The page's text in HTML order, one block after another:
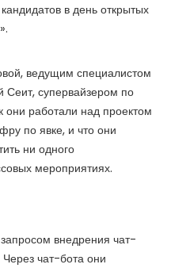
в день открытых
ведущим специалистом
Сеит, супервайзером по
они работали над проектом
по явке, и что они
ни одного
мероприятиях.
внедрения чат-
чат-бота они